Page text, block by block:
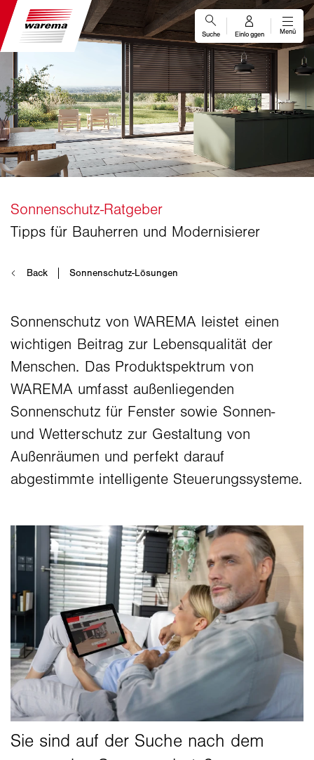
Sonnenschutz von WAREMA leistet einen
wichtigen Beitrag zur Lebensqualität der
Menschen. Das Produktspektrum von
WAREMA umfasst außenliegenden
Sonnenschutz für Fenster sowie Sonnen-
und Wetterschutz zur Gestaltung von
Außenräumen und perfekt darauf
abgestimmte intelligente Steuerungssysteme.